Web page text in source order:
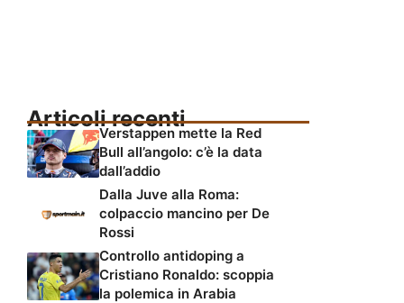
Articoli recenti
Verstappen mette la Red
Bull all’angolo: c’è la data
dall’addio
Dalla Juve alla Roma:
colpaccio mancino per De
Rossi
Controllo antidoping a
Cristiano Ronaldo: scoppia
la polemica in Arabia